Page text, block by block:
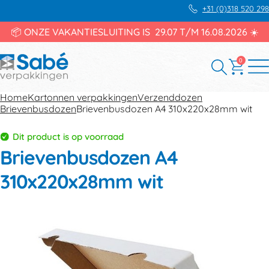
+31 (0)318 520 298
📦 ONZE VAKANTIESLUITING IS 29.07 T/M 16.08.2026 ☀️
0
HomeKartonnen verpakkingenVerzenddozen
BrievenbusdozenBrievenbusdozen A4 310x220x28mm wit
Dit product is op voorraad
Brievenbusdozen A4
310x220x28mm wit